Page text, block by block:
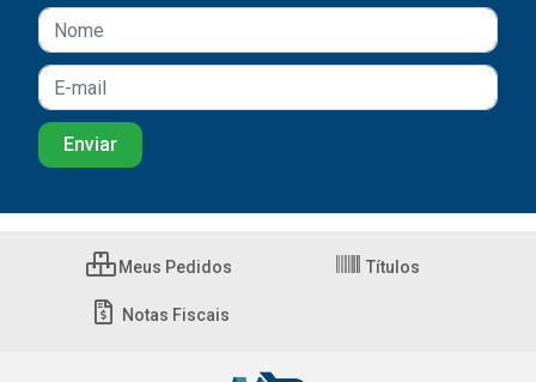
Meus Pedidos Títulos
Notas Fiscais